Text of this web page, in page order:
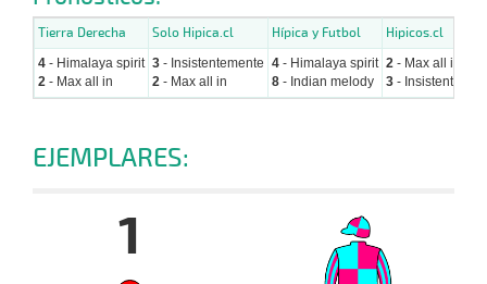
Tierra Derecha Solo Hipica.cl Hípica y Futbol Hipicos.cl
4 - Himalaya spirit
2 - Max all in
3 - Insistentemente
2 - Max all in
4 - Himalaya spirit
8 - Indian melody
2 - Max all in
3 -
EJEMPLARES:
1